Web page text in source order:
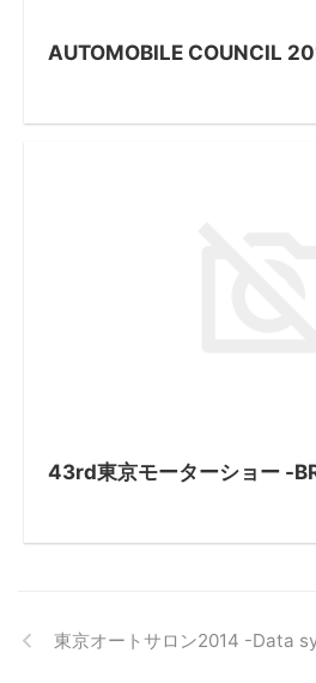
AUTOMOBILE COUNCIL
43rd東京モーターショー -
東京オートサロン2014 -Data